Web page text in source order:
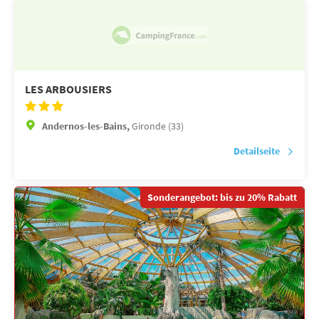
LES ARBOUSIERS
Andernos-les-Bains,Gironde (33)
Detailseite
Sonderangebot: bis zu 20% Rabatt